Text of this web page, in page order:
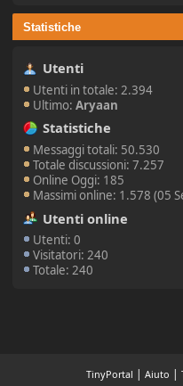
Statistiche
Utenti
Utenti in totale: 2.394
Ultimo:Aryaan
Statistiche
Messaggi totali: 50.530
Totale discussioni: 7.257
Online Oggi: 185
Massimi online: 1.578 (05
Utenti online
Utenti: 0
Visitatori: 240
Totale: 240
TinyPortal | Aiuto |